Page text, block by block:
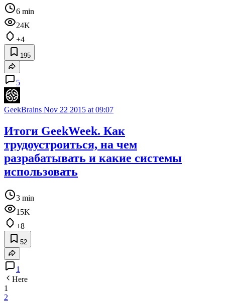
6 min
24K
+4
195
5
GeekBrains Nov 22 2015 at 09:07
Итоги GeekWeek. Как
трудоустроиться, на чем
разрабатывать и какие системы
использовать
3 min
15K
+8
52
1
Here
1
2